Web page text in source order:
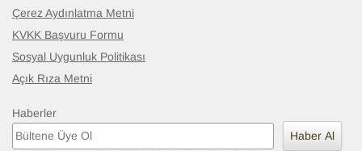
Çerez Aydınlatma Metni
KVKK Başvuru Formu
Sosyal Uygunluk Politikası
Açık Rıza Metni
Haberler
Haber Al